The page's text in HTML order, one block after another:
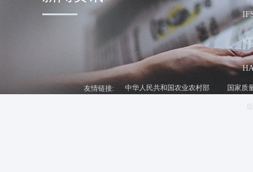
友情链接: 中华人民共和国农业农村部 国家质